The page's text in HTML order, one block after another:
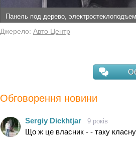
Панель под дерево,
Джерело: Авто Центр
Обговорення новини
Sergiy Dickhtjar 9 років
Що ж це власник - - таку